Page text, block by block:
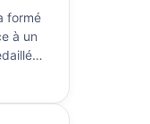
formé
à un